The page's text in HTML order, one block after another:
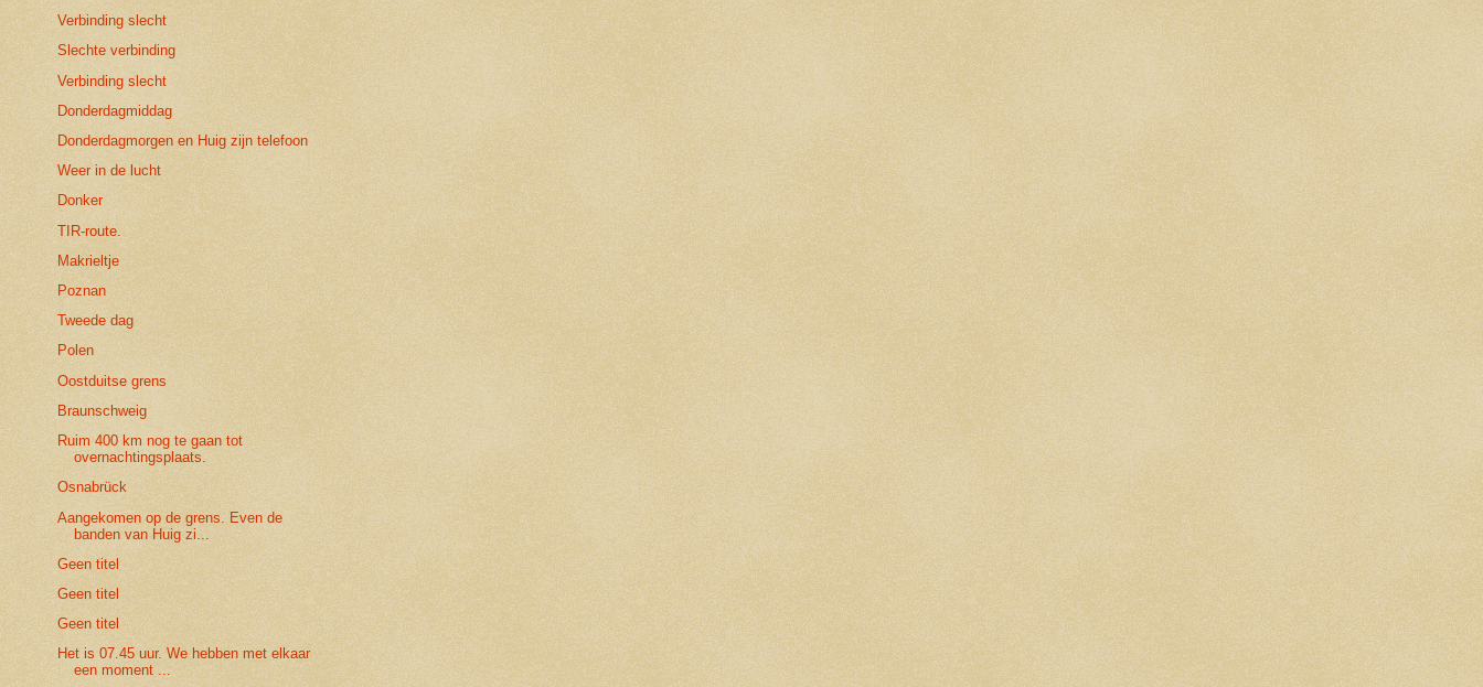
Verbinding slecht
Slechte verbinding
Verbinding slecht
Donderdagmiddag
Donderdagmorgen en Huig zijn telefoon
Weer in de lucht
Donker
TIR-route.
Makrieltje
Poznan
Tweede dag
Polen
Oostduitse grens
Braunschweig
Ruim 400 km nog te gaan tot
overnachtingsplaats.
Osnabrück
Aangekomen op de grens. Even de
banden van Huig zi...
Geen titel
Geen titel
Geen titel
Het is 07.45 uur. We hebben met elkaar
een moment ...